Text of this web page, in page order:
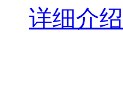
详细介绍